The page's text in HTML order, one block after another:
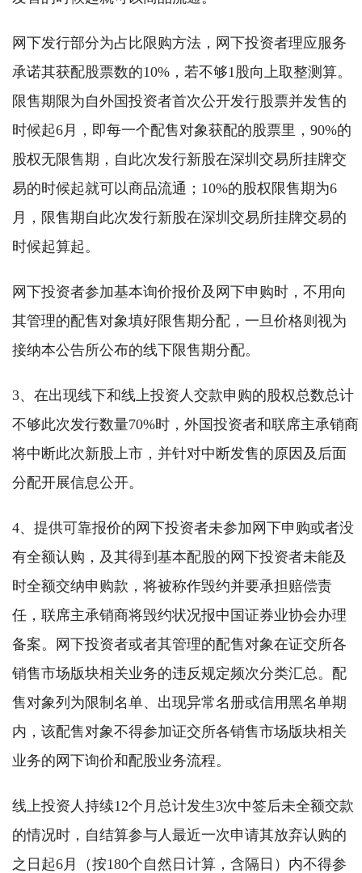
网下发行部分为占比限购方法，网下投资者理应服务
承诺其获配股票数的10%，若不够1股向上取整测算。
限售期限为自外国投资者首次公开发行股票并发售的
时候起6月，即每一个配售对象获配的股票里，90%的
股权无限售期，自此次发行新股在深圳交易所挂牌交
易的时候起就可以商品流通；10%的股权限售期为6
月，限售期自此次发行新股在深圳交易所挂牌交易的
时候起算起。
网下投资者参加基本询价报价及网下申购时，不用向
其管理的配售对象填好限售期分配，一旦价格则视为
接纳本公告所公布的线下限售期分配。
3、在出现线下和线上投资人交款申购的股权总数总计
不够此次发行数量70%时，外国投资者和联席主承销商
将中断此次新股上市，并针对中断发售的原因及后面
分配开展信息公开。
4、提供可靠报价的网下投资者未参加网下申购或者没
有全额认购，及其得到基本配股的网下投资者未能及
时全额交纳申购款，将被称作毁约并要承担赔偿责
任，联席主承销商将毁约状况报中国证券业协会办理
备案。网下投资者或者其管理的配售对象在证交所各
销售市场版块相关业务的违反规定频次分类汇总。配
售对象列为限制名单、出现异常名册或信用黑名单期
内，该配售对象不得参加证交所各销售市场版块相关
业务的网下询价和配股业务流程。
线上投资人持续12个月总计发生3次中签后未全额交款
的情况时，自结算参与人最近一次申请其放弃认购的
之日起6月（按180个自然日计算，含隔日）内不得参